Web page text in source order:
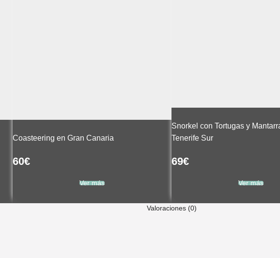
Coasteering en Gran Canaria
60€
Ver más
Snorkel con Tortugas y
Tenerife Sur
69€
Ver más
Valoraciones (0)